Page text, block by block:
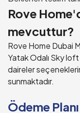
Rove
mevcuttur?
Rove Home Dubai
Yatak Odalı Sky
daireler
sunmaktadır.
Ödeme Planı